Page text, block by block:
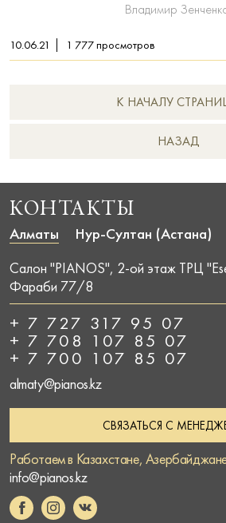
Владимир
10.06.21 1 777просмотров
К НАЧАЛУ
НAЗАД
КОНТАКТЫ
Алматы Нур-Султан (Астана)
Салон "PIANOS", 2-ой этаж ТРЦ
Фараби 77/8
+ 7 727 317 95 07
+ 7 708 107 85 07
+ 7 700 107 85 07
almaty@pianos.kz
СВЯЗАТЬСЯ С
Работаем в Казахстане,
info@pianos.kz